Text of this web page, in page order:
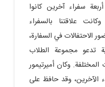
سفراء آخرين كانوا
علاقتنا بالسفراء
الاحتفالات في السفارة،
تدعو مجموعة الطلاب
المختلفة. وكان أميرتيمور
الآخرين، وقد حافظ على